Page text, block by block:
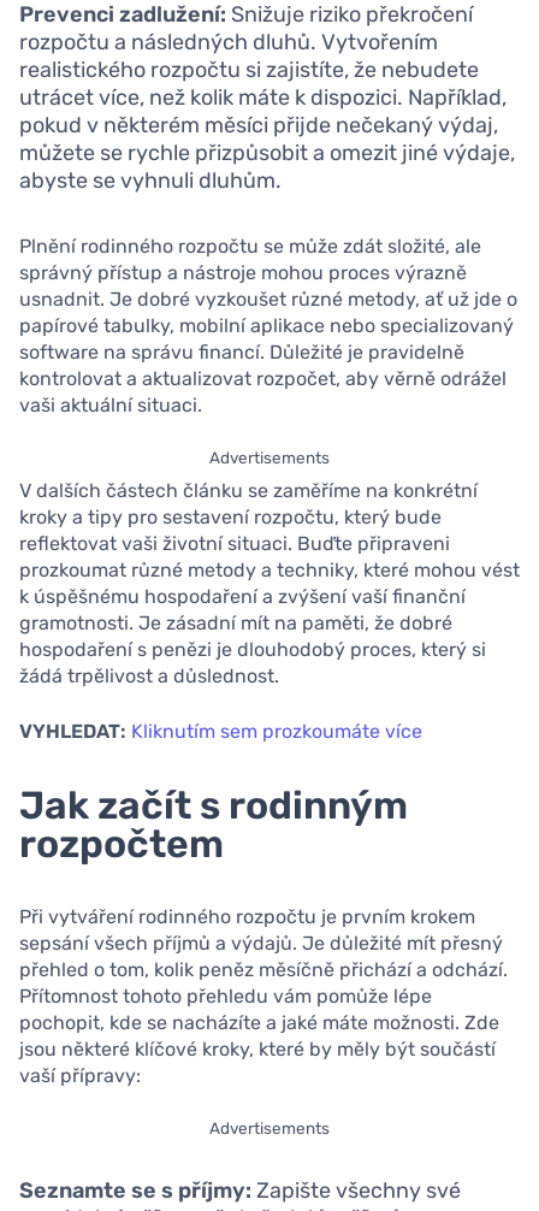
Prevenci zadlužení: Snižuje riziko překročení
rozpočtu a následných dluhů. Vytvořením
realistického rozpočtu si zajistíte, že nebudete
utrácet více, než kolik máte k dispozici. Například,
pokud v některém měsíci přijde nečekaný výdaj,
můžete se rychle přizpůsobit a omezit jiné výdaje,
abyste se vyhnuli dluhům.
Plnění rodinného rozpočtu se může zdát složité, ale
správný přístup a nástroje mohou proces výrazně
usnadnit. Je dobré vyzkoušet různé metody, ať už jde o
papírové tabulky, mobilní aplikace nebo specializovaný
software na správu financí. Důležité je pravidelně
kontrolovat a aktualizovat rozpočet, aby věrně odrážel
vaši aktuální situaci.
Advertisements
V dalších částech článku se zaměříme na konkrétní
kroky a tipy pro sestavení rozpočtu, který bude
reflektovat vaši životní situaci. Buďte připraveni
prozkoumat různé metody a techniky, které mohou vést
k úspěšnému hospodaření a zvýšení vaší finanční
gramotnosti. Je zásadní mít na paměti, že dobré
hospodaření s penězi je dlouhodobý proces, který si
žádá trpělivost a důslednost.
VYHLEDAT: Kliknutím sem prozkoumáte více
Jak začít s rodinným
rozpočtem
Při vytváření rodinného rozpočtu je prvním krokem
sepsání všech příjmů a výdajů. Je důležité mít přesný
přehled o tom, kolik peněz měsíčně přichází a odchází.
Přítomnost tohoto přehledu vám pomůže lépe
pochopit, kde se nacházíte a jaké máte možnosti. Zde
jsou některé klíčové kroky, které by měly být součástí
vaší přípravy:
Advertisements
Seznamte se s příjmy: Zapište všechny své